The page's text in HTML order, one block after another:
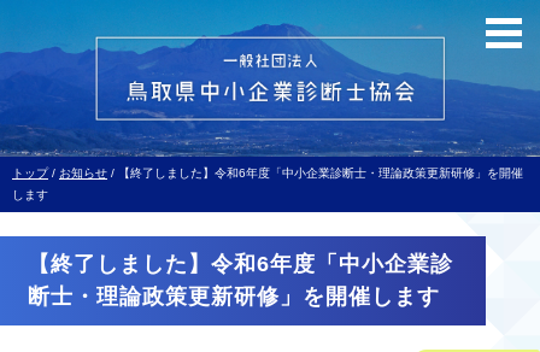
現
在
位
トップ / お知らせ /
【終了しました】令和6年度「中小企業診断士・理論政策更新研修」を開催
します
【終了しました】令和6年度「中小企業診
断士・理論政策更新研修」を開催します